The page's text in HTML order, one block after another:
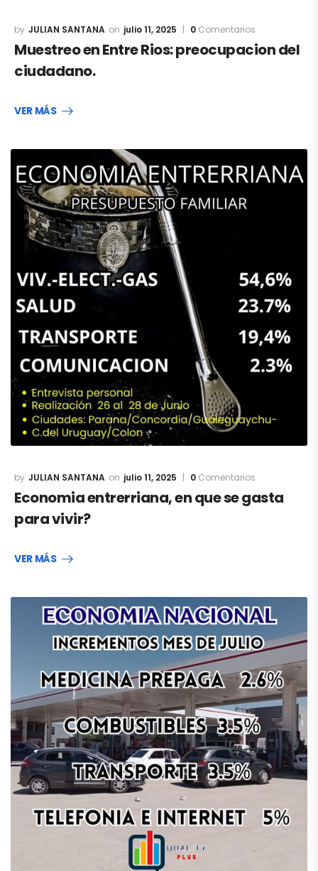
JULIAN SANTANA julio 11, 2025 0 Comentarios
Muestreo en Entre Rios: preocupacion del
ciudadano.
VER MÁS
JULIAN SANTANA julio 11, 2025 0 Comentarios
Economia entrerriana, en que se gasta
para vivir?
VER MÁS